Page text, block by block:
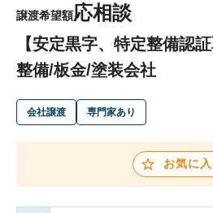
成約事例
M&A専門家の方へ
譲渡希望額応相談
【安定黒字、特定整備認
整備/板金/塗装会社
会社譲渡 専門家あり
お気に入